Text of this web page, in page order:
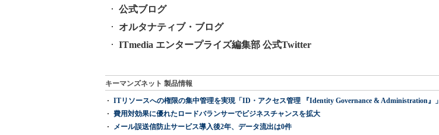
公式ブログ
オルタナティブ・ブログ
ITmedia エンタープライズ編集部 公式Twitter
キーマンズネット 製品情報
ITリソースへの権限の集中管理を実現「ID・アクセス管理 『Identity Governance & Administration』」
費用対効果に優れたロードバランサーでビジネスチャンスを拡大
メール誤送信防止サービス導入後2年、データ流出は0件